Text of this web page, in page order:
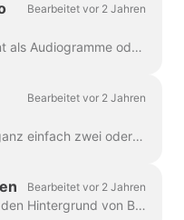
Bearbeitet vor 2 Jahren
Wellenformen, auch bekannt als Audiogramme oder visuelle Schallwellen, sind Animationen, die den Ton Ihres Videos visualisieren. Erzeugen Sie eine Wellenform für Ihren Podcast...
Bearbeitet vor 2 Jahren
In Wave.video können Sie ganz einfach zwei oder mehr Videoclips oder Bilder kombinieren, um ein längeres Video zu erstellen. Gehen Sie dazu auf https://wave.video/de/ und klicken Sie...
Bearbeitet vor 2 Jahren
Mit Wave.video können Sie den Hintergrund von Bildern entfernen, die Sie in die Mediathek hochladen. Dies ist sehr praktisch, wenn Sie ein Video thumb...